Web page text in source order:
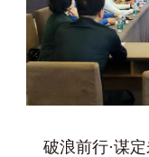
破浪前行·谋